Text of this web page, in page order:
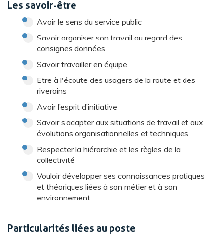
Les savoir-être
Avoir le sens du service public
Savoir organiser son travail au regard des
consignes données
Savoir travailler en équipe
Etre à l'écoute des usagers de la route et des
riverains
Avoir l’esprit d’initiative
Savoir s’adapter aux situations de travail et aux
évolutions organisationnelles et techniques
Respecter la hiérarchie et les règles de la
collectivité
Vouloir développer ses connaissances pratiques
et théoriques liées à son métier et à son
environnement
Particularités liées au poste